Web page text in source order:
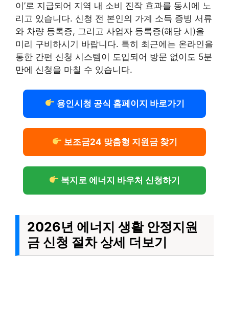
이’로 지급되어 지역 내 소비 진작 효과를 동시에 노
리고 있습니다. 신청 전 본인의 가계 소득 증빙 서류
와 차량 등록증, 그리고 사업자 등록증(해당 시)을
미리 구비하시기 바랍니다. 특히 최근에는 온라인을
통한 간편 신청 시스템이 도입되어 방문 없이도 5분
만에 신청을 마칠 수 있습니다.
용인시청 공식 홈페이지 바로가기
보조금24 맞춤형 지원금 찾기
복지로 에너지 바우처 신청하기
2026년 에너지 생활 안정지원
금 신청 절차 상세 더보기